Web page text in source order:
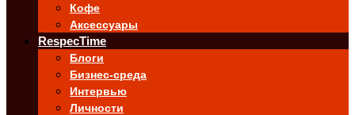
Кофе
Аксессуары
RespecTime
Блоги
Бизнес-среда
Интервью
Личности